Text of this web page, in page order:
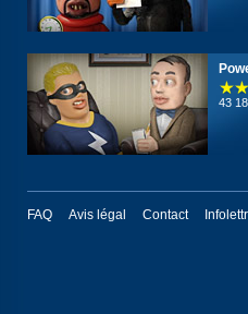
43
FAQ Avis légal Contact